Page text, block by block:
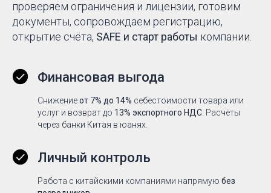
проверяем ограничения и лицензии, готовим
документы, сопровождаем регистрацию,
открытие счёта, SAFE и старт работы компании.
Финансовая выгода
Снижениеот 7% до 14% себестоимости товара или
услуг и возврат до 13% экспортного НДС . Расчёты
через банки Китая в юанях.
Личный контроль
Работа с китайскими компаниями напрямую без